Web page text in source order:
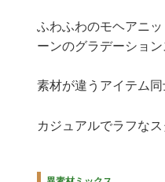
ふわふわのモヘアニ
ーンのグラデーション
素材が違うアイテム
カジュアルでラフな